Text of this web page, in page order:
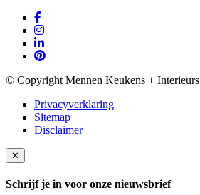
© Copyright Mennen Keukens +
Privacyverklaring
Sitemap
Disclaimer
✕
Schrijf je in voor onze nieuwsbrief